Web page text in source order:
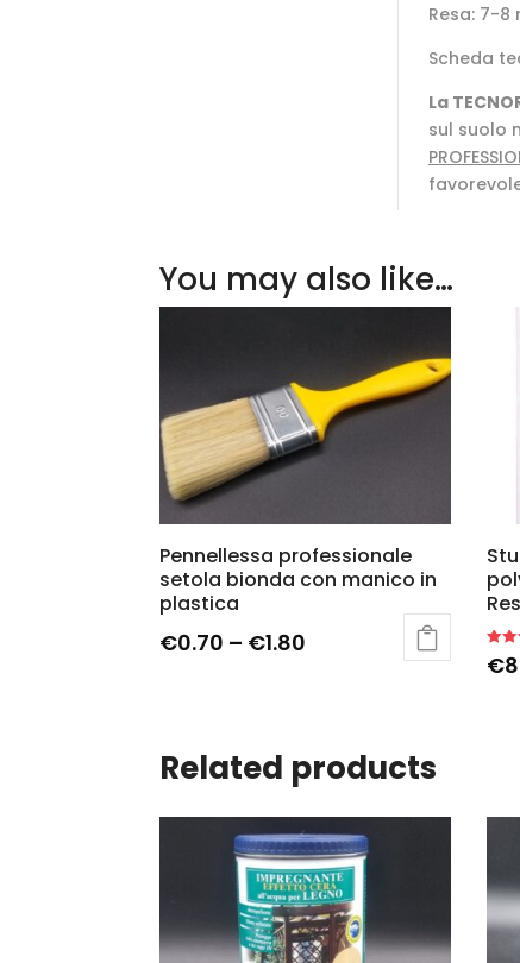
Resa: 7-
Scheda
La
sul suolo
You may also like…
Pennellessa professionale
setola bionda con manico in
plastica
€0.70 – €1.80
Rated
5.00
€
Related products